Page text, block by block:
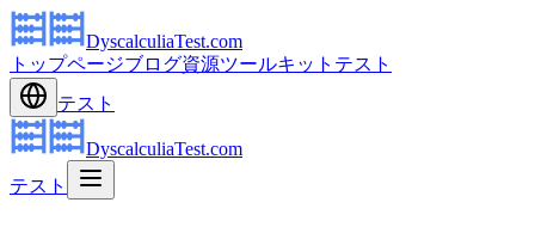
DyscalculiaTest.com
トップページブログ資源ツールキット テスト
テスト
DyscalculiaTest.com
テスト